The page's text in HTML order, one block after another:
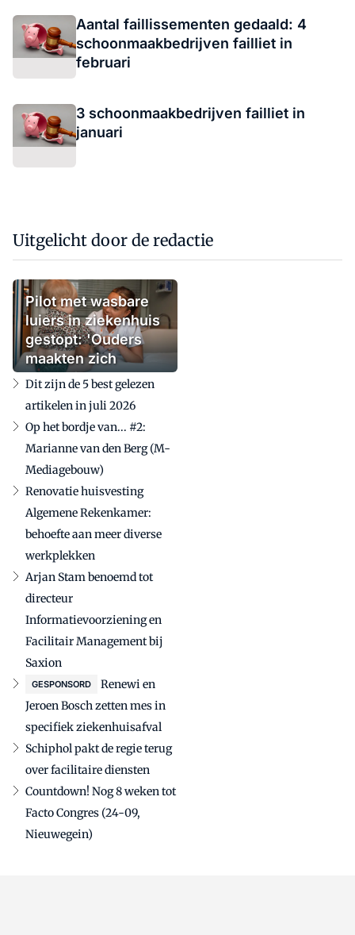
Aantal faillissementen gedaald: 4
schoonmaakbedrijven failliet in
februari
3 schoonmaakbedrijven failliet in
januari
Uitgelicht door de redactie
Pilot met wasbare
luiers in ziekenhuis
gestopt: 'Ouders
maakten zich
zorgen'
Dit zijn de 5 best gelezen
artikelen in juli 2026
Op het bordje van... #2:
Marianne van den Berg (M-
Mediagebouw)
Renovatie huisvesting
Algemene Rekenkamer:
behoefte aan meer diverse
werkplekken
Arjan Stam benoemd tot
directeur
Informatievoorziening en
Facilitair Management bij
Saxion
GESPONSORD
Renewi en
Jeroen Bosch zetten mes in
specifiek ziekenhuisafval
Schiphol pakt de regie terug
over facilitaire diensten
Countdown! Nog 8 weken tot
Facto Congres (24-09,
Nieuwegein)